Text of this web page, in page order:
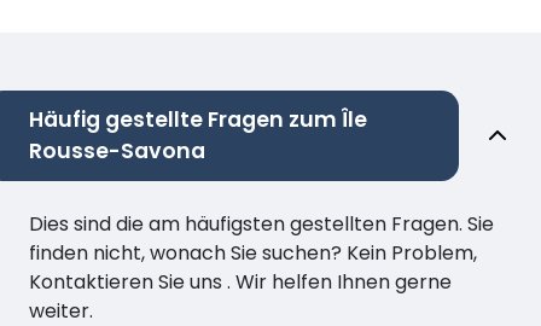
Häufig gestellte Fragen zum Île
Rousse-Savona
Dies sind die am häufigsten gestellten Fragen. Sie
finden nicht, wonach Sie suchen? Kein Problem,
Kontaktieren Sie uns . Wir helfen Ihnen gerne
weiter.